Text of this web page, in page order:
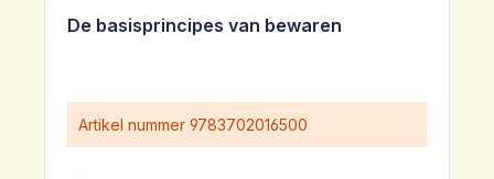
Gemiddelde waardering van 5 van 5 sterren
De basisprincipes van bewaren
Artikel nummer 9783702016500